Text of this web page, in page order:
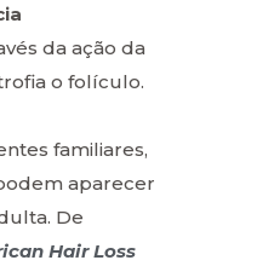
da ação da
o folículo.
familiares,
aparecer
De
Hair Loss